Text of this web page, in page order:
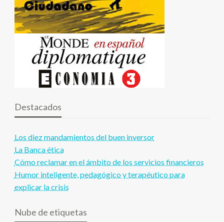
Destacados
Los diez mandamientos del buen inversor
La Banca ética
Cómo reclamar en el ámbito de los servicios financieros
Humor inteligente, pedagógico y terapéutico para
explicar la crisis
Nube de etiquetas